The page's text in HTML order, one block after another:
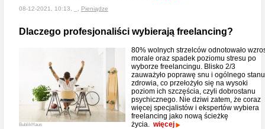
08-12-2021, 10:13, _, Pieniądze
Dlaczego profesjonaliści wybierają freelancing?
BublikHaus
80% wolnych strzelców odnotowało
morale oraz spadek poziomu stresu po
wyborze freelancingu. Blisko 2/3
zauważyło poprawę snu i ogólnego stanu
zdrowia, co przełożyło się na wysoki
poziom ich szczęścia, czyli dobrostanu
psychicznego. Nie dziwi zatem, że coraz
więcej specjalistów i ekspertów wybiera
freelancing jako nową ścieżkę
życia. więcej